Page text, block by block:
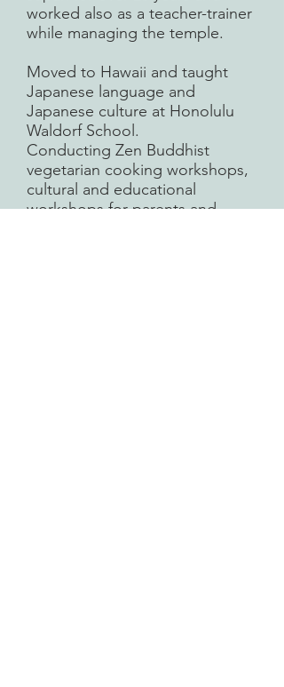
worked also as a teacher-trainer
while managing the temple.
Moved to Hawaii and taught
Japanese language and
Japanese culture at Honolulu
Waldorf School.
Conducting Zen Buddhist
vegetarian cooking workshops,
cultural and educational
workshops for parents and